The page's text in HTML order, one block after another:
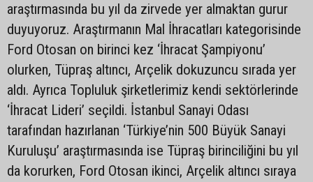
araştırmasında bu yıl da zirvede yer almaktan gurur
duyuyoruz. Araştırmanın Mal İhracatları kategorisinde
Ford Otosan on birinci kez ‘İhracat Şampiyonu’
olurken, Tüpraş altıncı, Arçelik dokuzuncu sırada yer
aldı. Ayrıca Topluluk şirketlerimiz kendi sektörlerinde
‘İhracat Lideri’ seçildi. İstanbul Sanayi Odası
tarafından hazırlanan ‘Türkiye’nin 500 Büyük Sanayi
Kuruluşu’ araştırmasında ise Tüpraş birinciliğini bu yıl
da korurken, Ford Otosan ikinci, Arçelik altıncı sıraya